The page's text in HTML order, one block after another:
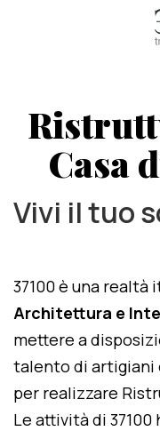
Casa
Vivi il tuo
37100 è una realtà
Architettura e
mettere a
talento di artigiani
per realizzare
Le attività di